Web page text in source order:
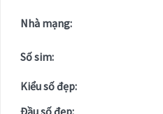
Nhà mạng:
Số sim:
Kiểu số đẹp: